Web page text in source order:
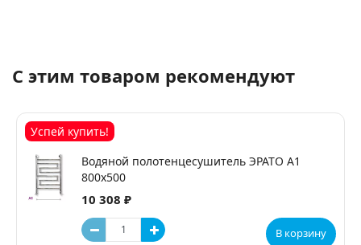
С этим товаром рекомендуют
Успей купить!
Водяной полотенцесушитель ЭРАТО А1
800x500
10 308 ₽
В корзину